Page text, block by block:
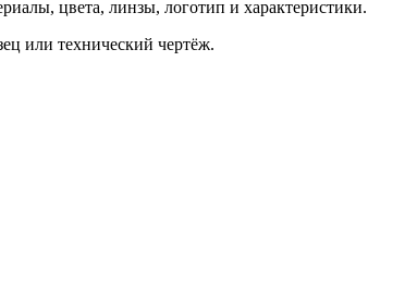
цвета, линзы, логотип и характеристики.
или технический чертёж.